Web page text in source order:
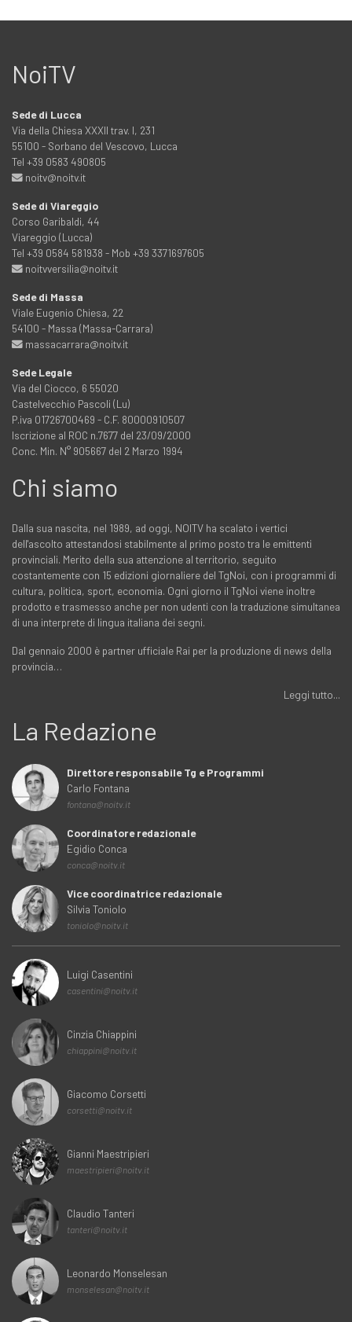
NoiTV
Sede di Lucca
Via della Chiesa XXXII trav. I, 231
55100 - Sorbano del Vescovo, Lucca
Tel +39 0583 490805
noitv@noitv.it
Sede di Viareggio
Corso Garibaldi, 44
Viareggio (Lucca)
Tel +39 0584 581938 - Mob +39 3371697605
noitvversilia@noitv.it
Sede di Massa
Viale Eugenio Chiesa, 22
54100 - Massa (Massa-Carrara)
massacarrara@noitv.it
Sede Legale
Via del Ciocco, 6 55020
Castelvecchio Pascoli (Lu)
P.iva 01726700469 - C.F. 80000910507
Iscrizione al ROC n.7677 del 23/09/2000
Conc. Min. N° 905667 del 2 Marzo 1994
Chi siamo
Dalla sua nascita, nel 1989, ad oggi, NOITV ha scalato i vertici
dell'ascolto attestandosi stabilmente al primo posto tra le emittenti
provinciali. Merito della sua attenzione al territorio, seguito
costantemente con 15 edizioni giornaliere del TgNoi, con i programmi di
cultura, politica, sport, economia. Ogni giorno il TgNoi viene inoltre
prodotto e trasmesso anche per non udenti con la traduzione simultanea
di una interprete di lingua italiana dei segni.
Dal gennaio 2000 è partner ufficiale Rai per la produzione di news della
provincia…
Leggi tutto...
La Redazione
Direttore responsabile Tg e Programmi
Carlo Fontana
fontana@noitv.it
Coordinatore redazionale
Egidio Conca
conca@noitv.it
Vice coordinatrice redazionale
Silvia Toniolo
toniolo@noitv.it
Luigi Casentini
casentini@noitv.it
Cinzia Chiappini
chiappini@noitv.it
Giacomo Corsetti
corsetti@noitv.it
Gianni Maestripieri
maestripieri@noitv.it
Claudio Tanteri
tanteri@noitv.it
Leonardo Monselesan
monselesan@noitv.it